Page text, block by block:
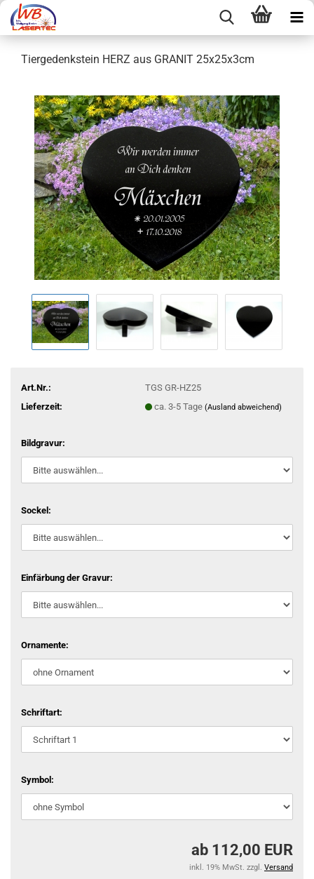
Tiergedenkstein HERZ aus GRANIT 25x25x3cm
Art.Nr.:
TGS GR-HZ25
Lieferzeit:
ca. 3-5 Tage (Ausland abweichend)
Bildgravur:
Sockel:
Einfärbung der Gravur:
Ornamente:
Schriftart:
Symbol:
ab 112,00 EUR
inkl. 19% MwSt. zzgl. Versand